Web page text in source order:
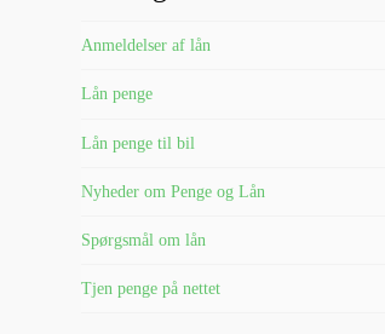
Anmeldelser af lån
Lån penge
Lån penge til bil
Nyheder om Penge og Lån
Spørgsmål om lån
Tjen penge på nettet